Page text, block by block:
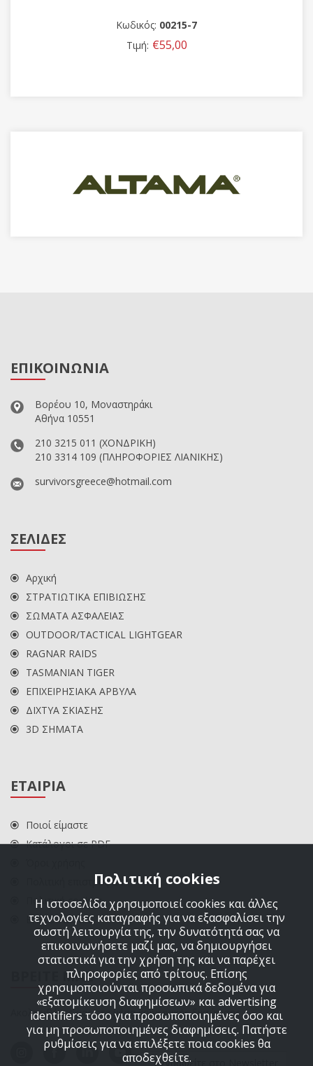
Κωδικός: 00215-7
Τιμή: €55,00
ΕΠΙΚΟΙΝΩΝΙΑ
Βορέου 10, Μοναστηράκι
Αθήνα 10551
210 3215 011 (ΧΟΝΔΡΙΚΗ)
210 3314 109 (ΠΛΗΡΟΦΟΡΙΕΣ ΛΙΑΝΙΚΗΣ)
survivorsgreece@hotmail.com
ΣΕΛΙΔΕΣ
Αρχική
ΣΤΡΑΤΙΩΤΙΚΑ ΕΠΙΒΙΩΣΗΣ
ΣΩΜΑΤΑ ΑΣΦΑΛΕΙΑΣ
OUTDOOR/TACTICAL LIGHTGEAR
RAGNAR RAIDS
TASMANIAN TIGER
ΕΠΙΧΕΙΡΗΣΙΑΚΑ ΑΡΒΥΛΑ
ΔΙΧΤΥΑ ΣΚΙΑΣΗΣ
3D ΣΗΜΑΤΑ
ΕΤΑΙΡΙΑ
Ποιοί είμαστε
Κατάλογοι σε PDF
Πολιτική επιστροφών
Πολιτική cookies
ΕΠΙΚΟΙΝΩΝΙΑ
ΒΡΕΙΤΕ ΜΑΣ
Ακολουθήστε μας στα μέσα κοινωνικής δικτύωσης
Εγγραφείτε στο Newsletter
Πολιτική cookies
Η ιστοσελίδα χρησιμοποιεί cookies και άλλες
τεχνολογίες καταγραφής για να εξασφαλίσει την
σωστή λειτουργία της, την δυνατότητά σας να
επικοινωνήσετε μαζί μας, να δημιουργήσει
στατιστικά για την χρήση της και να παρέχει
πληροφορίες από τρίτους. Επίσης
χρησιμοποιούνται προσωπικά δεδομένα για
«εξατομίκευση διαφημίσεων» και advertising
identifiers τόσο για προσωποποιημένες όσο και
για μη προσωποποιημένες διαφημίσεις. Πατήστε
ρυθμίσεις για να επιλέξετε ποια cookies θα
αποδεχθείτε.